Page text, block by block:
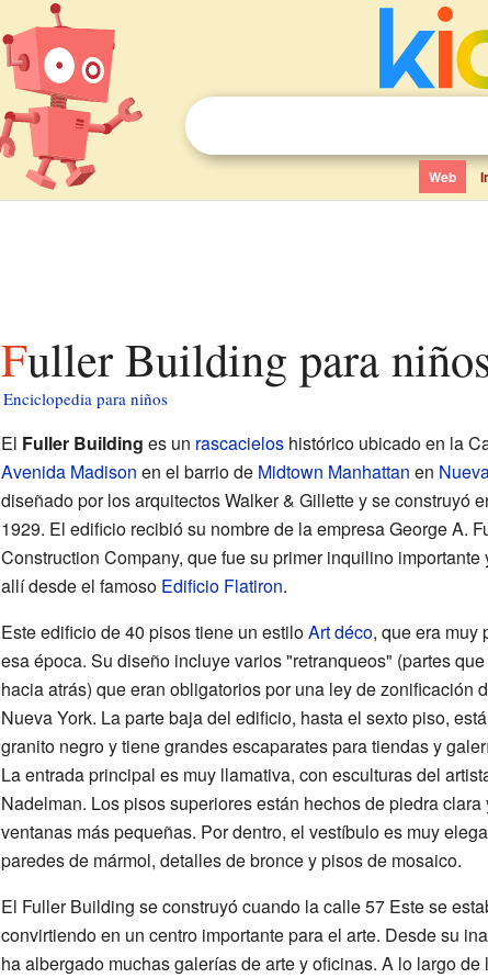
Web
Fuller Building para
Enciclopedia para niños
El Fuller Building es un rascacieloshistórico ubicado en la
Avenida Madison en el barrio de Midtown Manhattan en
diseñado por los arquitectos Walker & Gillette y se construyó
1929. El edificio recibió su nombre de la empresa George A.
Construction Company, que fue su primer inquilino importante
allí desde el famoso Edificio Flatiron.
Este edificio de 40 pisos tiene un estiloArt déco, que era muy
esa época. Su diseño incluye varios "retranqueos" (partes
hacia atrás) que eran obligatorios por una ley de zonificación
Nueva York. La parte baja del edificio, hasta el sexto piso,
granito negro y tiene grandes escaparates para tiendas y
La entrada principal es muy llamativa, con esculturas del
Nadelman. Los pisos superiores están hechos de piedra clara
ventanas más pequeñas. Por dentro, el vestíbulo es muy
paredes de mármol, detalles de bronce y pisos de mosaico.
El Fuller Building se construyó cuando la calle 57 Este se
convirtiendo en un centro importante para el arte. Desde su
ha albergado muchas galerías de arte y oficinas. A lo largo de